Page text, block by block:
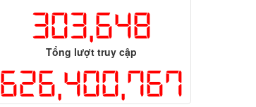
303,648
Tổng lượt truy cập
626,400,767